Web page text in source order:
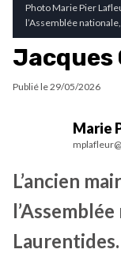
Photo Marie Pier
l’Assemblée
Jacques
Publié le29/05/2026
Marie
L’ancien
Laurentides.